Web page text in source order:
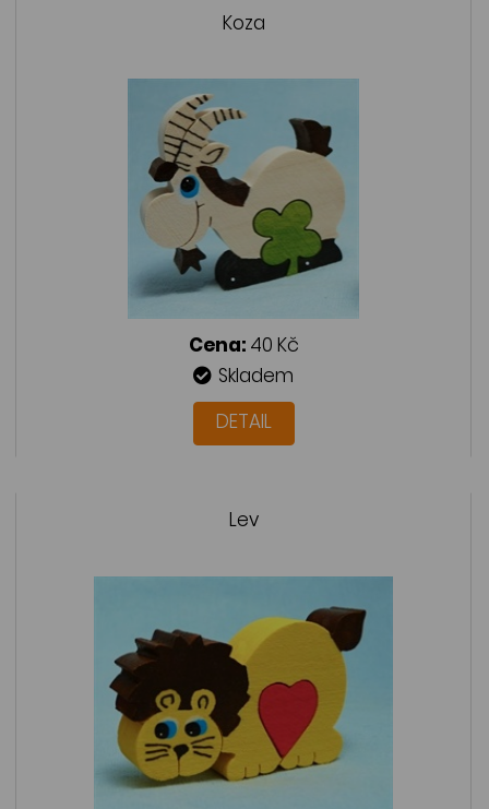
Koza
Cena: 40 Kč
Skladem
DETAIL
Lev